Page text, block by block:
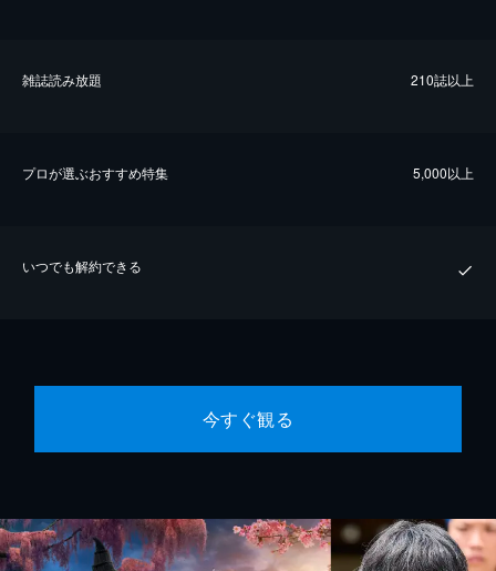
雑誌読み放題 210誌以上
プロが選ぶおすすめ特集 5,000以上
いつでも解約できる
今すぐ観る